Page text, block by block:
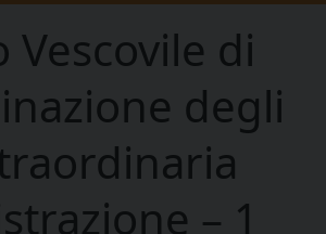
Vescovile di
degli
– 1